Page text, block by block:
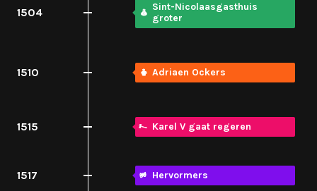
1504
Sint-Nicolaasgasthuis
groter
1510 Adriaen Ockers
1515 Karel V gaat regeren
1517 Hervormers